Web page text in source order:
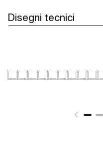
Disegni tecnici